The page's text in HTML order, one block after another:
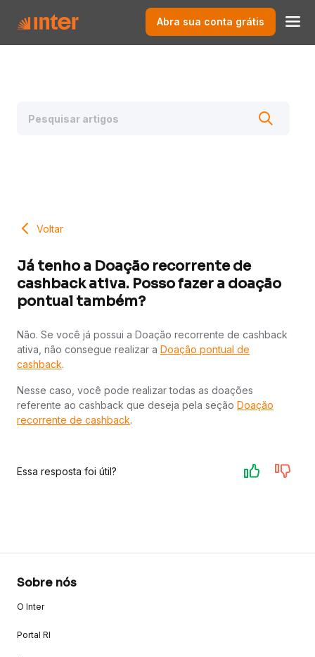
Abra sua conta grátis
Voltar
Já tenho a Doação recorrente de
cashback ativa. Posso fazer a doação
pontual também?
Não. Se você já possui a Doação recorrente de cashback
ativa, não consegue realizar a Doação pontual de
cashback.
Nesse caso, você pode realizar todas as doações
referente ao cashback que deseja pela seção Doação
recorrente de cashback.
Essa resposta foi útil?
Sobre nós
O Inter
Portal RI